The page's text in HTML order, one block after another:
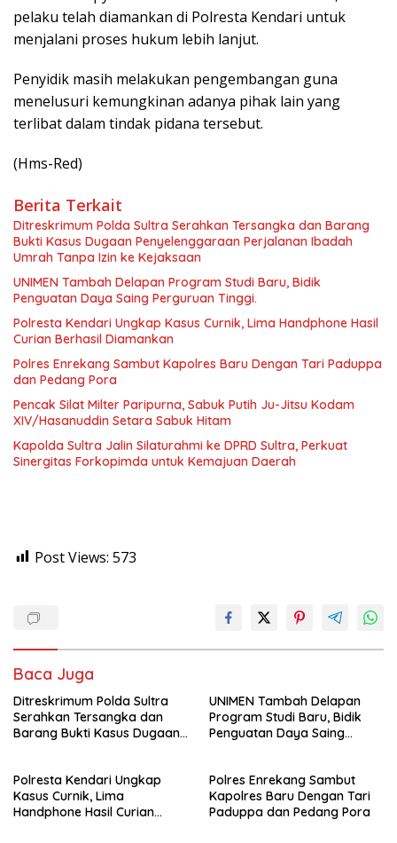
pelaku telah diamankan di Polresta Kendari untuk
menjalani proses hukum lebih lanjut.
Penyidik masih melakukan pengembangan guna
menelusuri kemungkinan adanya pihak lain yang
terlibat dalam tindak pidana tersebut.
(Hms-Red)
Berita Terkait
Ditreskrimum Polda Sultra Serahkan Tersangka dan Barang
Bukti Kasus Dugaan Penyelenggaraan Perjalanan Ibadah
Umrah Tanpa Izin ke Kejaksaan
UNIMEN Tambah Delapan Program Studi Baru, Bidik
Penguatan Daya Saing Perguruan Tinggi.
Polresta Kendari Ungkap Kasus Curnik, Lima Handphone Hasil
Curian Berhasil Diamankan
Polres Enrekang Sambut Kapolres Baru Dengan Tari Paduppa
dan Pedang Pora
Pencak Silat Milter Paripurna, Sabuk Putih Ju-Jitsu Kodam
XIV/Hasanuddin Setara Sabuk Hitam
Kapolda Sultra Jalin Silaturahmi ke DPRD Sultra, Perkuat
Sinergitas Forkopimda untuk Kemajuan Daerah
Post Views: 573
Baca Juga
Ditreskrimum Polda Sultra
Serahkan Tersangka dan
Barang Bukti Kasus Dugaan
Kejaksaan
UNIMEN Tambah Delapan
Program Studi Baru, Bidik
Penguatan Daya Saing
Polresta Kendari Ungkap
Kasus Curnik, Lima
Handphone Hasil Curian
Polres Enrekang Sambut
Kapolres Baru Dengan Tari
Paduppa dan Pedang Pora